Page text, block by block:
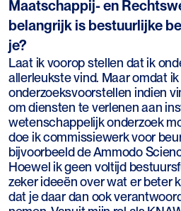
Maatschappij- en
belangrijk is bestuurlijke
je?
Laat ik voorop stellen dat ik
allerleukste vind. Maar omdat ik
onderzoeksvoorstellen indien
om diensten te verlenen aan
wetenschappelijk onderzoek
doe ik commissiewerk voor
bijvoorbeeld de Ammodo
Hoewel ik geen voltijd
zeker ideeën over wat er beter
dat je daar dan ook